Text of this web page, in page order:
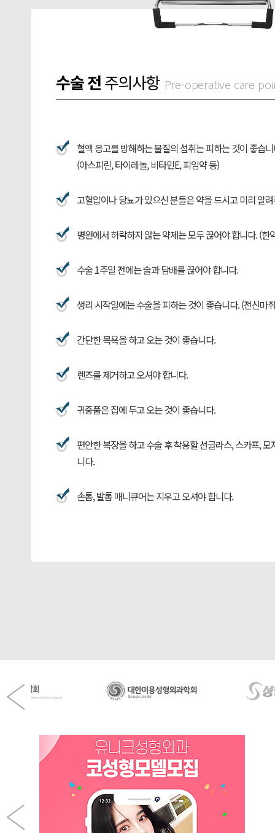
수술 전주의사항 Pre-operative care
혈액 응고를 방해하는 물질의 섭취는 피하는 것이 좋습
(아스피린, 타이레놀, 비타민E, 피임약 등)
고혈압이나 당뇨가 있으신 분들은 약을 드시고 미리 알
병원에서 허락하지 않는 약제는 모두 끊어야 합니다. (한
수술 1주일 전에는 술과 담배를 끊어야 합니다.
생리 시작일에는 수술을 피하는 것이 좋습니다. (전신마
간단한 목욕을 하고 오는 것이 좋습니다.
렌즈를 제거하고 오셔야 합니다.
귀중품은 집에 두고 오는 것이 좋습니다.
편안한 복장을 하고 수술 후 착용할 선글라스, 스카프,
니다.
손톱, 발톱 매니큐어는 지우고 오셔야 합니다.